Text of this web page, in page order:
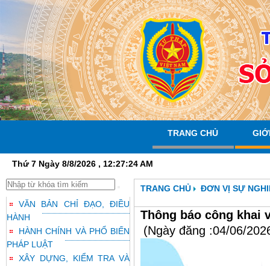
TRANG CHỦ
Thứ 7 Ngày 8/8/2026 , 12:27:25 AM
VĂN BẢN CHỈ ĐẠO, ĐIỀU
HÀNH
HÀNH CHÍNH VÀ PHỔ BIẾN
PHÁP LUẬT
XÂY DỰNG, KIỂM TRA VÀ
TRANG CHỦ ĐƠN VỊ SỰ
Thông báo công khai
(Ngày đăng :04/06/